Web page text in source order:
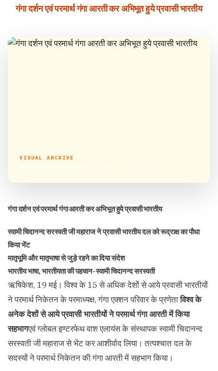
गंगा दर्शन एवं परमार्थ गंगा आरती कर अभिभूत हुये प्रवासी भारतीय
VISUAL ARCHIVE
गंगा दर्शन एवं परमार्थ गंगा आरती कर अभिभूत हुये प्रवासी भारतीय
स्वामी चिदानन्द सरस्वती जी महाराज ने प्रवासी भारतीय दल को रूद्राक्ष का पौधा
किया भेंट
मातृभूमि और मातृभाषा से जुड़े रहने का दिया संदेश
भारतीय भाषा, भारतीयता की पहचान-स्वामी चिदानन्द सरस्वती
ऋषिकेश, 19 मई। विश्व के 15 से अधिक देशों से आये प्रवासी भारतीयों
ने परमार्थ निकेतन के परमाध्यक्ष, गंगा एक्शन परिवार के प्रणेताविश्व के
अनेक देशों से आये प्रवासी भारतीयों ने परमार्थ गंगा आरती में किया
सहभागएवं ग्लोबल इण्टरफेथ वाश एलायंस के संस्थापक स्वामी चिदानन्द
सरस्वती जी महाराज से भेंट कर आशीर्वाद लिया। तत्पश्चात दल के
सदस्यों ने परमार्थ निकेतन की गंगा आरती में सहभाग किया।